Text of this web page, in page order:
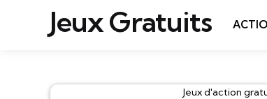
Jeux Gratuits
Catégories
Jeux d'action